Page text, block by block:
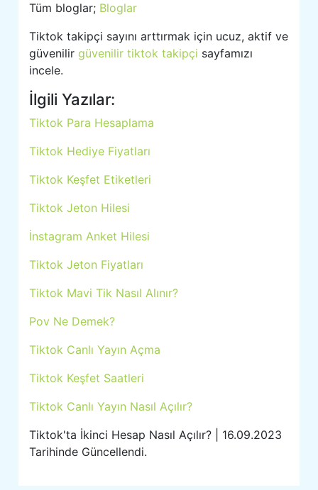
Tüm bloglar; Bloglar
Tiktok takipçi sayını arttırmak için ucuz, aktif ve
güvenilirgüvenilir tiktok takipçi sayfamızı
incele.
İlgili Yazılar:
Tiktok Para Hesaplama
Tiktok Hediye Fiyatları
Tiktok Keşfet Etiketleri
Tiktok Jeton Hilesi
İnstagram Anket Hilesi
Tiktok Jeton Fiyatları
Tiktok Mavi Tik Nasıl Alınır?
Pov Ne Demek?
Tiktok Canlı Yayın Açma
Tiktok Keşfet Saatleri
Tiktok Canlı Yayın Nasıl Açılır?
Tiktok'ta İkinci Hesap Nasıl Açılır? | 16.09.2023
Tarihinde Güncellendi.